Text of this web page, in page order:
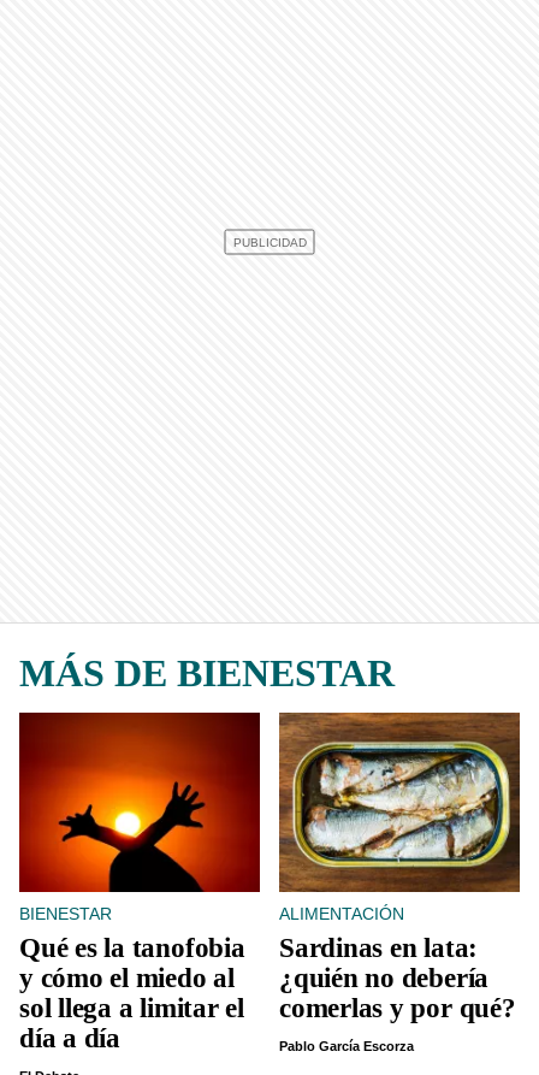
MÁS DE BIENESTAR
BIENESTAR
Qué es la tanofobia
y cómo el miedo al
sol llega a limitar el
día a día
ALIMENTACIÓN
Sardinas en lata:
¿quién no debería
comerlas y por qué?
Pablo García Escorza